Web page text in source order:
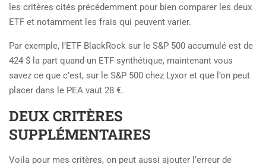
les critères cités précédemment pour bien comparer les deux
ETF et notamment les frais qui peuvent varier.
Par exemple, l’ETF BlackRock sur le S&P 500 accumulé est de
424 $ la part quand un ETF synthétique, maintenant vous
savez ce que c’est, sur le S&P 500 chez Lyxor et que l’on peut
placer dans le PEA vaut 28 €.
DEUX CRITÈRES
SUPPLÉMENTAIRES
Voila pour mes critères, on peut aussi ajouter l’erreur de